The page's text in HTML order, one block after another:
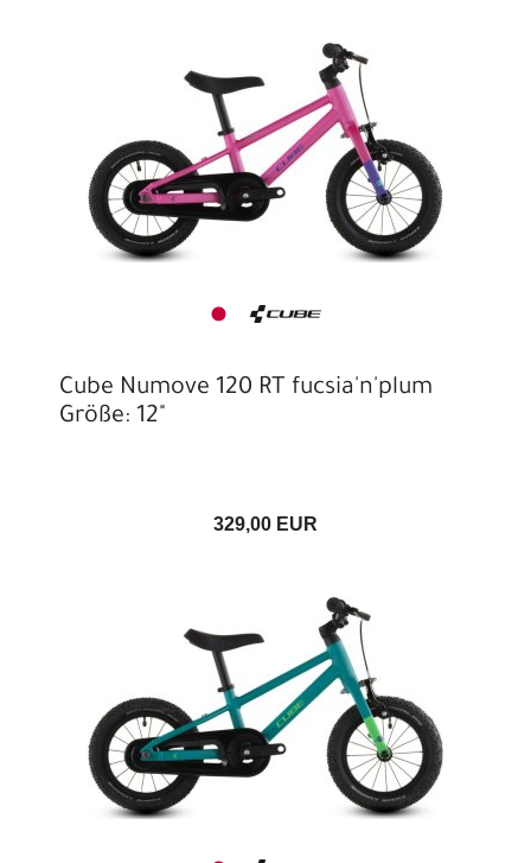
Cube Numove 120 RT fucsia'n'plum
Größe: 12"
329,00 EUR